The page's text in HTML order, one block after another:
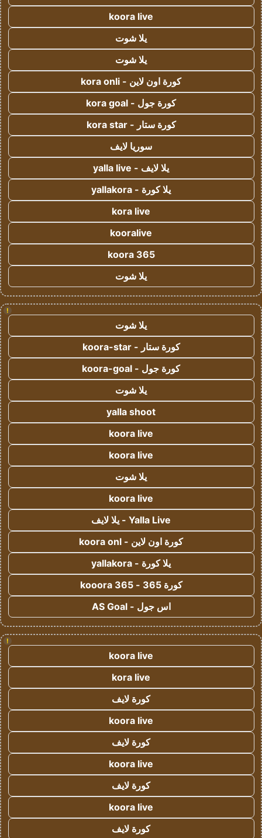
koora live
يلا شوت
يلا شوت
كورة اون لاين - kora onli
كورة جول - kora goal
كورة ستار - kora star
سوريا لايف
يلا لايف - yalla live
يلا كورة - yallakora
kora live
kooralive
koora 365
يلا شوت
!
يلا شوت
كورة ستار - koora-star
كورة جول - koora-goal
يلا شوت
yalla shoot
koora live
koora live
يلا شوت
koora live
Yalla Live - يلا لايف
كورة اون لاين - koora onl
يلا كورة - yallakora
كورة 365 - kooora 365
اس جول - AS Goal
!
koora live
kora live
كورة لايف
koora live
كورة لايف
koora live
كورة لايف
koora live
كورة لايف